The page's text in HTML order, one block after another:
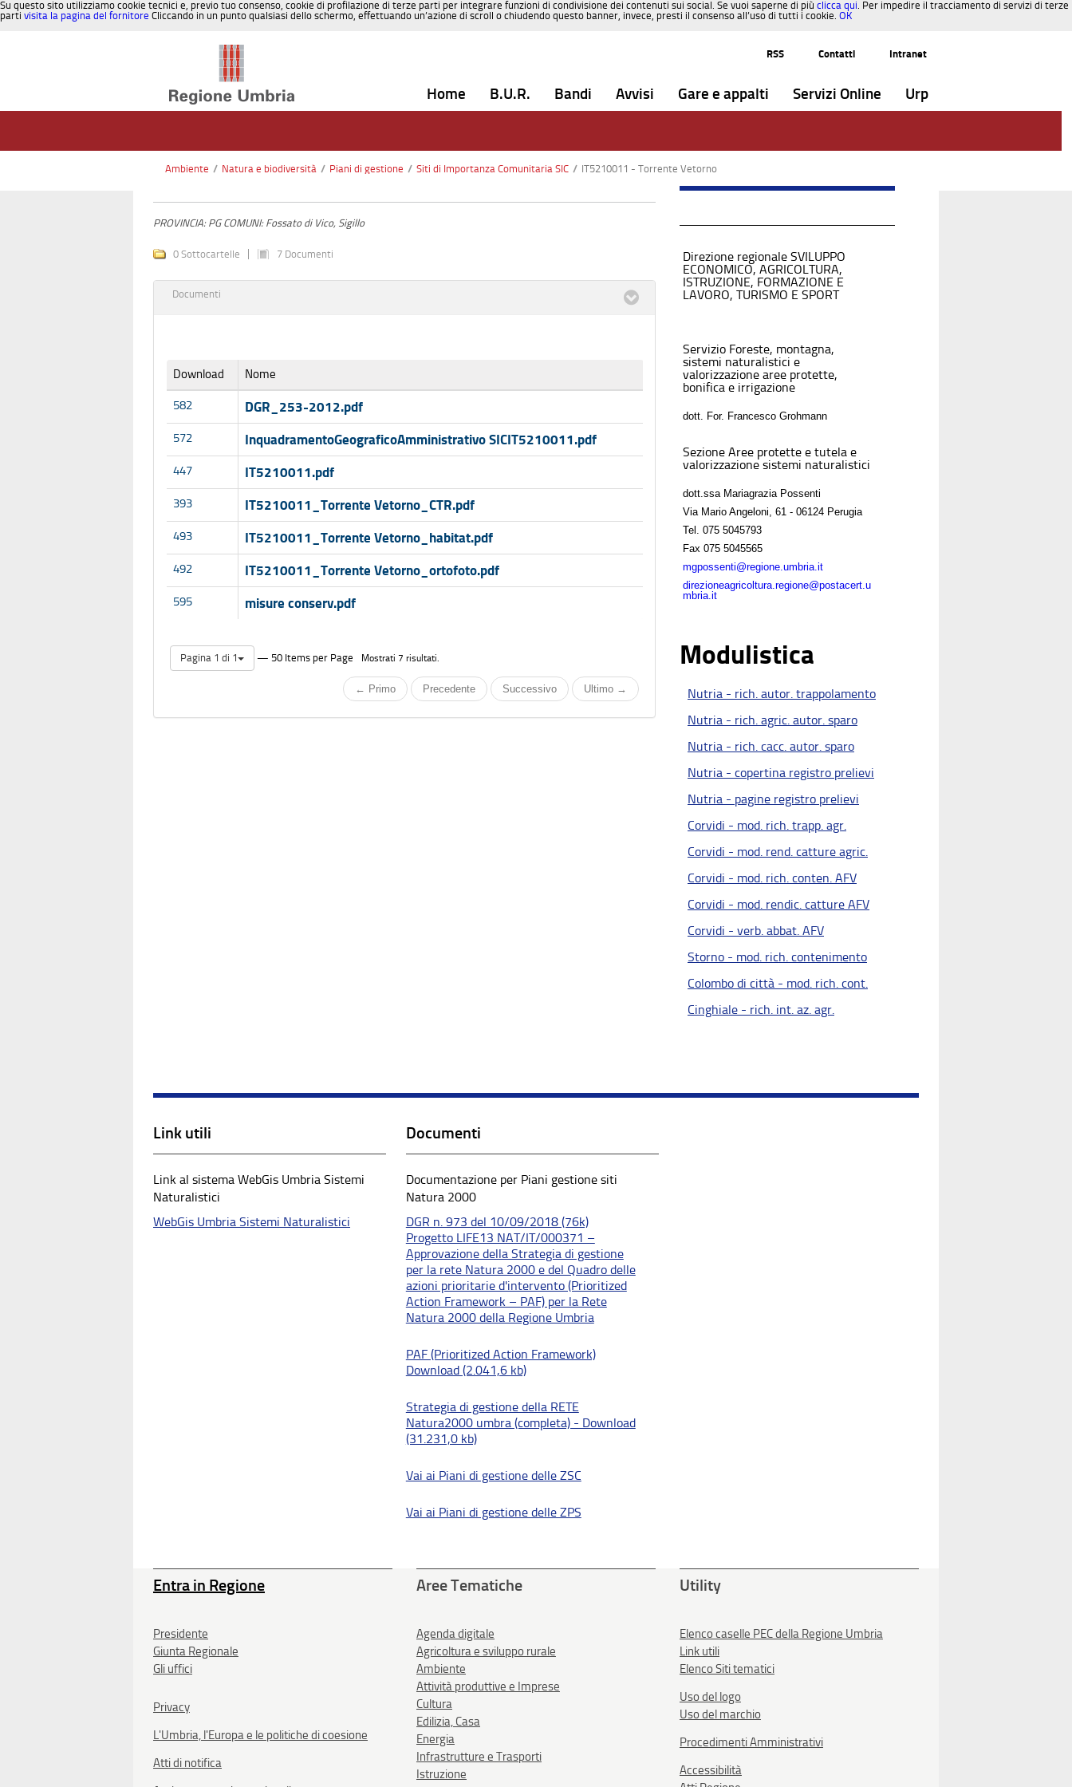
Su questo sito utilizziamo cookie tecnici e, previo tuo consenso, cookie di profilazione di terze parti per integrare funzioni di condivisione dei contenuti sui social. Se vuoi saperne di più clicca qui. Per impedire il tracciamento di servizi di terze
parti visita la pagina del fornitore Cliccando in un punto qualsiasi dello schermo, effettuando un’azione di scroll o chiudendo questo banner, invece, presti il consenso all’uso di tutti i cookie. OK
RSS
Contatti Intranet
Home B.U.R. Bandi Avvisi Gare e appalti Servizi Online Urp
Ambiente / Natura e biodiversità / Piani di gestione / Siti di Importanza Comunitaria SIC / IT5210011 - Torrente Vetorno
PROVINCIA: PG COMUNI: Fossato di Vico, Sigillo
0 Sottocartelle 7 Documenti
Documenti
Download Nome
582 DGR_253-2012.pdf
572 InquadramentoGeograficoAmministrativo SICIT5210011.pdf
447 IT5210011.pdf
393 IT5210011_Torrente Vetorno_CTR.pdf
493 IT5210011_Torrente Vetorno_habitat.pdf
492 IT5210011_Torrente Vetorno_ortofoto.pdf
595 misure conserv.pdf
Pagina 1 di 1 — 50 Items per Page Mostrati 7 risultati.
← Primo Precedente Successivo Ultimo →
Direzione regionale SVILUPPO
ECONOMICO, AGRICOLTURA,
ISTRUZIONE, FORMAZIONE E
LAVORO, TURISMO E SPORT
Servizio Foreste, montagna,
sistemi naturalistici e
valorizzazione aree protette,
bonifica e irrigazione
dott. For. Francesco Grohmann
Sezione Aree protette e tutela e
valorizzazione sistemi naturalistici
dott.ssa Mariagrazia Possenti
Via Mario Angeloni, 61 - 06124 Perugia
Tel.
075 5045793
Fax 075 5045565
mgpossenti@regione.umbria.it
direzioneagricoltura.regione@postacert.u
mbria.it
Modulistica
Nutria - rich. autor. trappolamento
Nutria - rich. agric. autor. sparo
Nutria - rich. cacc. autor. sparo
Nutria - copertina registro prelievi
Nutria - pagine registro prelievi
Corvidi - mod. rich. trapp. agr.
Corvidi - mod. rend. catture agric.
Corvidi - mod. rich. conten. AFV
Corvidi - mod. rendic. catture AFV
Corvidi - verb. abbat. AFV
Storno - mod. rich. contenimento
Colombo di città - mod. rich. cont.
Cinghiale - rich. int. az. agr.
Link utili
Link al sistema WebGis Umbria Sistemi
Naturalistici
WebGis Umbria Sistemi Naturalistici
Documenti
Documentazione per Piani gestione siti
Natura 2000
DGR n. 973 del 10/09/2018 (76k)
Progetto LIFE13 NAT/IT/000371 –
Approvazione della Strategia di gestione
per la rete Natura 2000 e del Quadro delle
azioni prioritarie d'intervento (Prioritized
Action Framework – PAF) per la Rete
Natura 2000 della Regione Umbria
PAF (Prioritized Action Framework)
Download (2.041,6 kb)
Strategia di gestione della RETE
Natura2000 umbra (completa) - Download
(31.231,0 kb)
Vai ai Piani di gestione delle ZSC
Vai ai Piani di gestione delle ZPS
Entra in Regione
Presidente
Giunta Regionale
Gli uffici
Privacy
L'Umbria, l'Europa e le politiche di coesione
Atti di notifica
Aree Tematiche
Agenda digitale
Agricoltura e sviluppo rurale
Ambiente
Attività produttive e Imprese
Cultura
Edilizia, Casa
Energia
Infrastrutture e Trasporti
Istruzione
Utility
Elenco caselle PEC della Regione Umbria
Link utili
Elenco Siti tematici
Uso del logo
Uso del marchio
Procedimenti Amministrativi
Accessibilità